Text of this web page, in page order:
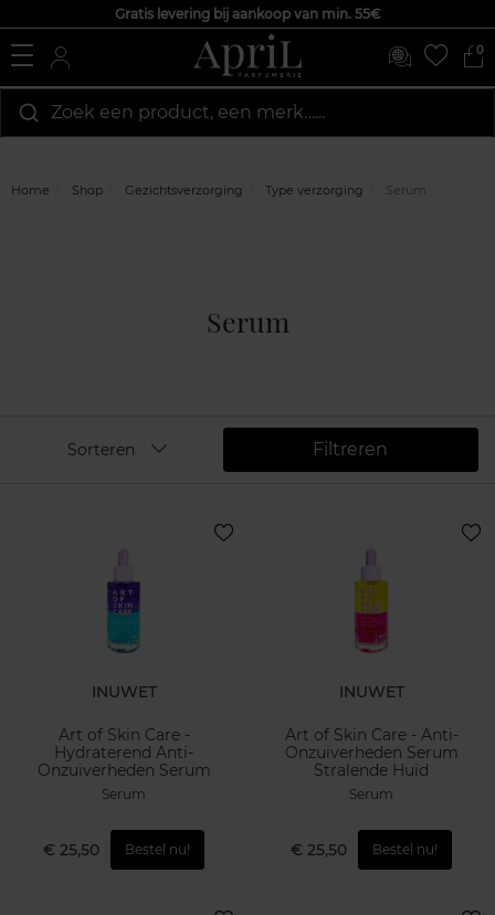
Gratis levering bij aankoop van min. 55€
0
Zoek een product, een merk…...
Home Shop Gezichtsverzorging Type verzorging Serum
Serum
Filtreren
Sorteren
INUWET
Art of Skin Care -
Hydraterend Anti-
Onzuiverheden Serum
Serum
€ 25,50 Bestel nu!
INUWET
Art of Skin Care - Anti-
Onzuiverheden Serum
Stralende Huid
Serum
€ 25,50 Bestel nu!